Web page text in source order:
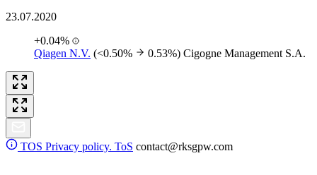
23.07.2020
+0.04%
Qiagen N.V. (<0.50% 0.53%) Cigogne Management S.A.
TOS Privacy policy. ToS contact@rksgpw.com